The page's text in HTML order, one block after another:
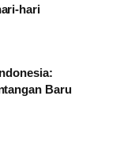
hari
Baru